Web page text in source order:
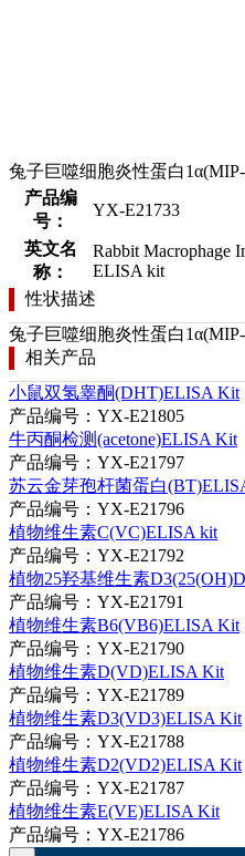
兔子巨噬细胞炎性蛋白
产品编
号：
YX-E21733
英文名
称：
Rabbit Macrophage
ELISA kit
性状描述
兔子巨噬细胞炎性蛋白
相关产品
小鼠双氢睾酮(DHT)ELISA Kit
产品编号：YX-E21805
牛丙酮检测(acetone)ELISA Kit
产品编号：YX-E21797
苏云金芽孢杆菌蛋白
产品编号：YX-E21796
植物维生素C(VC)ELISA kit
产品编号：YX-E21792
植物25羟基维生素
产品编号：YX-E21791
植物维生素B6(VB6)ELISA Kit
产品编号：YX-E21790
植物维生素D(VD)ELISA Kit
产品编号：YX-E21789
植物维生素D3(VD3)ELISA Kit
产品编号：YX-E21788
植物维生素D2(VD2)ELISA Kit
产品编号：YX-E21787
植物维生素E(VE)ELISA Kit
产品编号：YX-E21786